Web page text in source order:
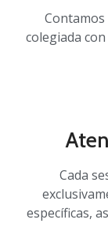
colegiada
Cada
específicas,